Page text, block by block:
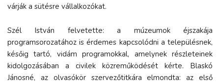
várják a sütésre vállalkozókat.
Szél István felvetette: a múzeumok éjszakája
programsorozatához is érdemes kapcsolódni a településnek,
későig tartó, vidám programokkal, amelynek részleteinek
kidolgozásában a civilek közreműködését kérte. Blaskó
Jánosné, az olvasókör szervezőtitkára elmondta: az első